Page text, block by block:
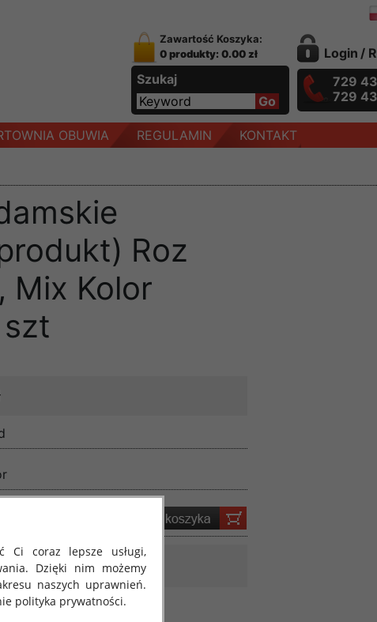
Zawartość Koszyka:
0 produkty: 0.00 zł
Szukaj
Login /
729
729
OBUWIA REGULAMIN KONTAKT
Roz
Mix Kolor
Ci coraz lepsze usługi,
Dzięki nim możemy
naszych uprawnień.
polityka prywatności.